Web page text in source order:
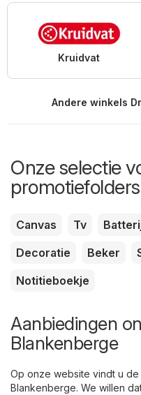
Kruidvat
Andere winkels
Onze selectie
promotiefolders
Canvas Tv
Decoratie
Beker
Notitieboekje
Aanbiedingen
Blankenberge
Op onze website vindt u
Blankenberge. We willen